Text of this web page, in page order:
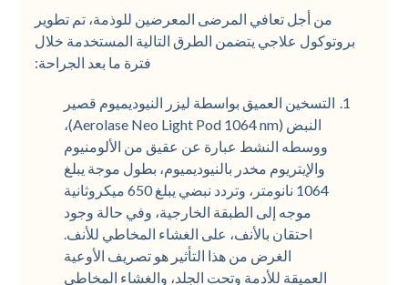
من أجل تعافي المرضى المعرضين للوذمة، تم تطوير
بروتوكول علاجي يتضمن الطرق التالية المستخدمة خلال
فترة ما بعد الجراحة:
التسخين العميق بواسطة ليزر النيوديميوم قصير
النبض (Aerolase Neo Light Pod 1064 nm)،
ووسطه النشط عبارة عن عقيق من الألومنيوم
والإيتريوم مخدر بالنيوديميوم، بطول موجة يبلغ
1064 نانومتر، وتردد نبضي يبلغ 650 ميكروثانية
موجه إلى الطبقة الخارجية، وفي حالة وجود
احتقان بالأنف، على الغشاء المخاطي للأنف.
الغرض من هذا التأثير هو تصريف الأوعية
العميقة للأدمة وتحت الجلد، والغشاء المخاطي